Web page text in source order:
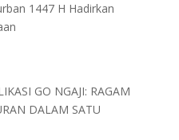
1447 H Hadirkan
GO NGAJI: RAGAM
DALAM SATU